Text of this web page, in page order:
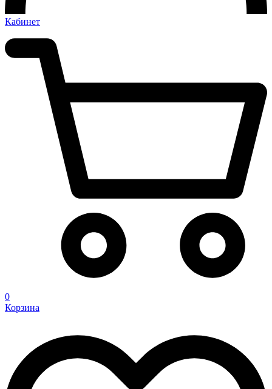
Кабинет
0
Корзина